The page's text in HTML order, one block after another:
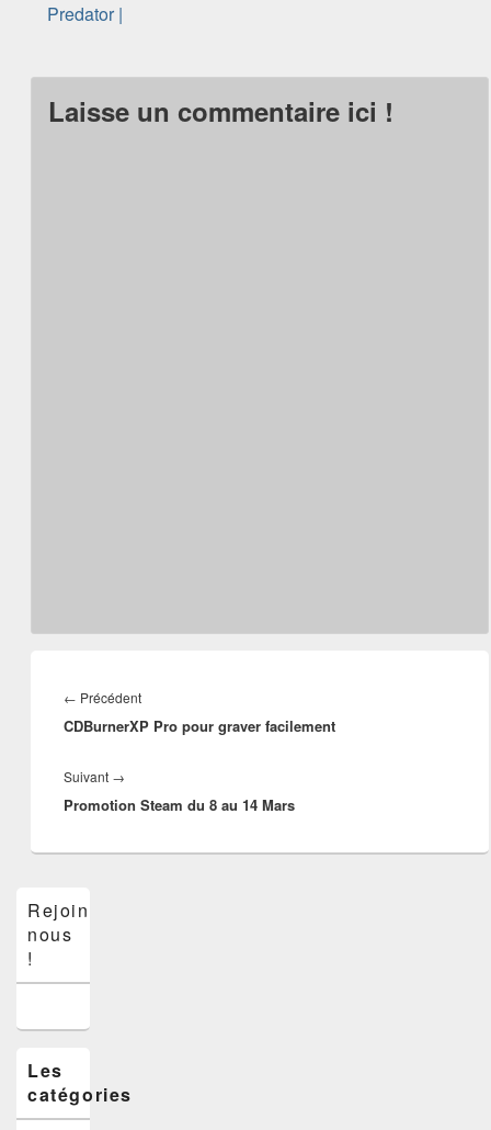
Predator |
Laisse un commentaire ici !
de
l’article
← PrécédentArticle
précédent :
CDBurnerXP Pro pour graver facilement
Suivant →Article
suivant :
Promotion Steam du 8 au 14 Mars
principale
de
widget
latérale
Rejoins-
nous
!
Les
catégories